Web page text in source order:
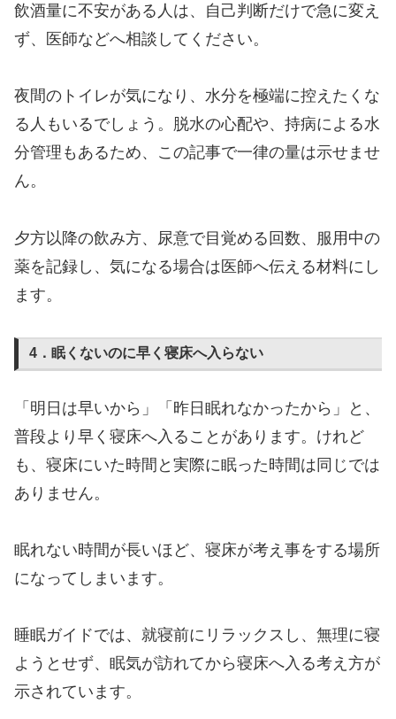
飲酒量に不安がある人は、自己判断だけで急に変え
ず、医師などへ相談してください。
夜間のトイレが気になり、水分を極端に控えたくな
る人もいるでしょう。脱水の心配や、持病による水
分管理もあるため、この記事で一律の量は示せませ
ん。
夕方以降の飲み方、尿意で目覚める回数、服用中の
薬を記録し、気になる場合は医師へ伝える材料にし
ます。
4．眠くないのに早く寝床へ入らない
「明日は早いから」「昨日眠れなかったから」と、
普段より早く寝床へ入ることがあります。けれど
も、寝床にいた時間と実際に眠った時間は同じでは
ありません。
眠れない時間が長いほど、寝床が考え事をする場所
になってしまいます。
睡眠ガイドでは、就寝前にリラックスし、無理に寝
ようとせず、眠気が訪れてから寝床へ入る考え方が
示されています。